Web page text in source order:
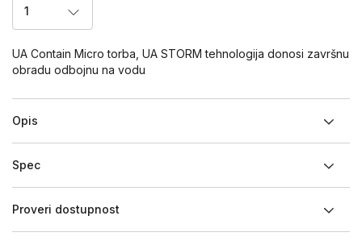
1
UA Contain Micro torba, UA STORM tehnologija donosi završnu
obradu odbojnu na vodu
Opis
Spec
Proveri dostupnost